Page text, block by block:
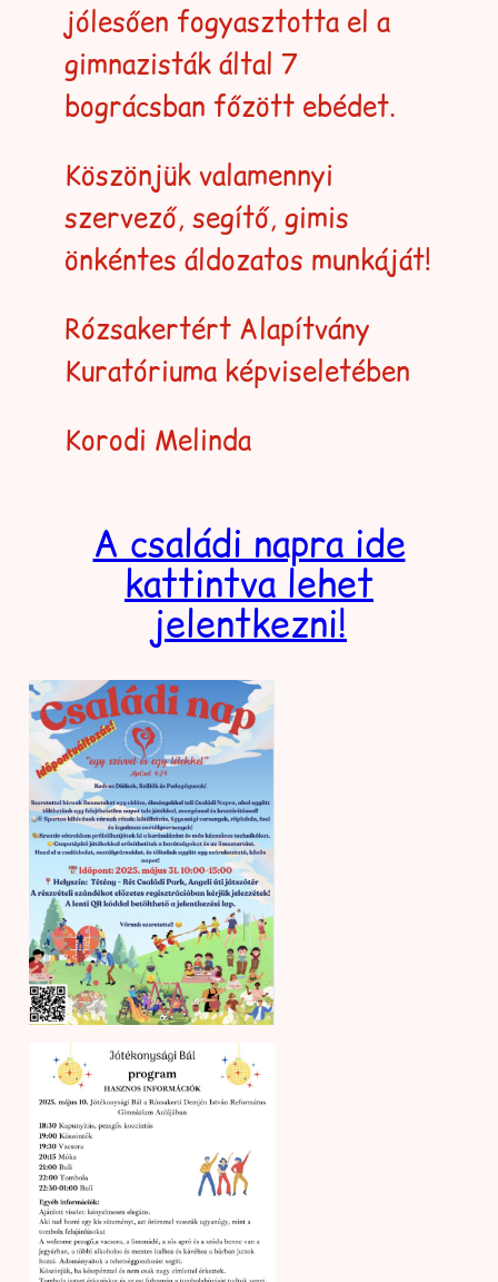
jólesően fogyasztotta el a
gimnazisták által 7
bográcsban főzött ebédet.
Köszönjük valamennyi
szervező, segítő, gimis
önkéntes áldozatos munkáját!
Rózsakertért Alapítvány
Kuratóriuma képviseletében
Korodi Melinda
A családi napra ide
kattintva lehet
jelentkezni!